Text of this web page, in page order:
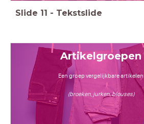
Slide 11 - Tekstslide
Artikelgroepen
Een groep vergelijkbare artikelen
(broeken, jurken, blouses)